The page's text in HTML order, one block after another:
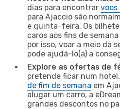
dias para encontrar voos
para Ajaccio são
e quinta-feira. Os
caros aos fins de
por isso, voar a meio da
pode ajudá-lo(a) a
Explore as ofertas de
pretende ficar num
de fim de semana em
alugar um carro, a
grandes descontos no